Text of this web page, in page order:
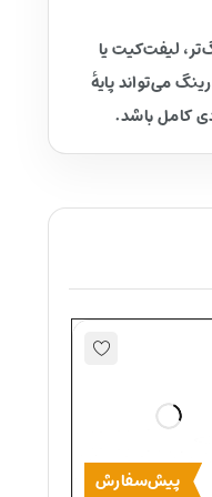
لیفت‌کیت یا
می‌تواند پایهٔ
کامل باشد.
پیش‌سفارش